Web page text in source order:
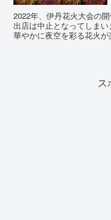
2022年、伊丹花火大会の
出店は中止となってしま
華やかに夜空を彩る花火
ス